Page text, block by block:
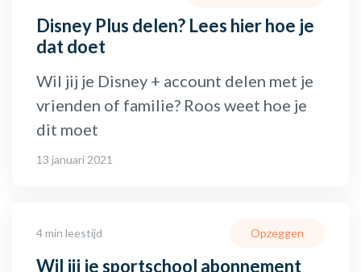
Disney Plus delen? Lees hier hoe je
dat doet
Wil jij je Disney + account delen met je
vrienden of familie? Roos weet hoe je
dit moet
13 januari 2021
4 min leestijd
Wil jij je sportschool abonnement
Opzeggen